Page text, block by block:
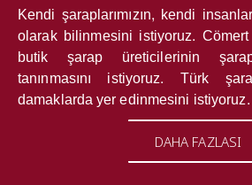
Kendi şaraplarımızın, kendi
olarak bilinmesini istiyoruz. Cömert
butik şarap üreticilerinin şarap
tanınmasını istiyoruz. Türk
damaklarda yer edinmesini istiyoruz.
DAHA FAZLASI